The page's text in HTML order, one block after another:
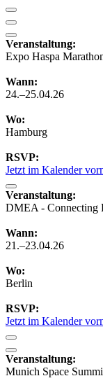
Veranstaltung:
Expo Haspa
Wann:
24.–25.04.26
Wo:
Hamburg
RSVP:
Jetzt im Kalender
Veranstaltung:
DMEA - Connecting
Wann:
21.–23.04.26
Wo:
Berlin
RSVP:
Jetzt im Kalender
Veranstaltung:
Munich Space